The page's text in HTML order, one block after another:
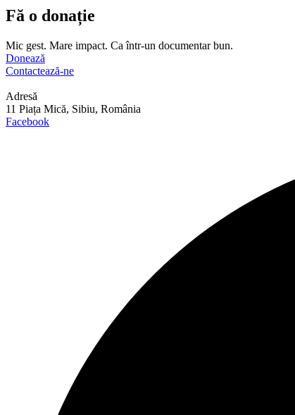
Fă o donație
Mic gest. Mare impact. Ca într-un documentar bun.
Donează
Contactează-ne
Adresă
11 Piața Mică, Sibiu, România
Facebook